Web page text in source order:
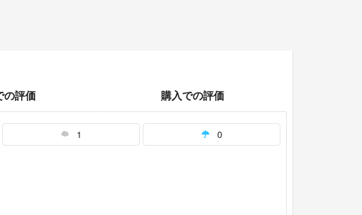
の評価 購入での評価
1 0